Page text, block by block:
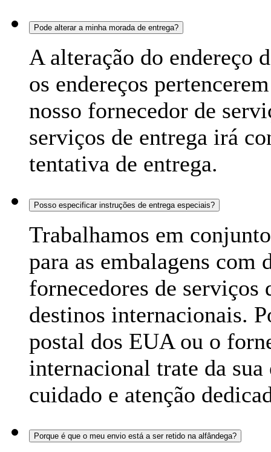
Pode alterar a minha morada de entrega?
A alteração do endereço
os endereços
nosso fornecedor de
serviços de entrega irá
tentativa de entrega.
Posso especificar instruções de entrega especiais?
Trabalhamos em
para as embalagens com
fornecedores de serviços
destinos internacionais.
postal dos EUA ou o
internacional trate da
cuidado e atenção
Porque é que o meu envio está a ser retido na alfândega?